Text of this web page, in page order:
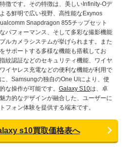
徴です。その特徴は、美しいInfinity-Oデ
る鮮明で広い視野、高性能なExynos
Snapdragon 855チップセット
パフォーマンス、そして多彩な撮影機能
ルカメラシステムが挙げられます。また
サポートする多様な機能も搭載してお
紋認証などのセキュリティ機能、ワイヤ
イヤレス充電などの便利な機能が利用で
、Samsungの独自のOne UIにより、使
な操作が可能です。 Galaxy S10は、卓
力的なデザインが融合した、ユーザーに
フォン体験を提供する端末です。
s10買取価格表へ